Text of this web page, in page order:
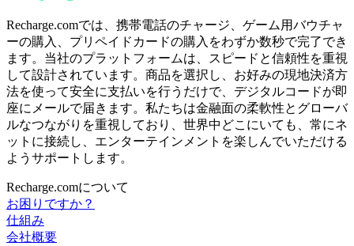
Recharge.comでは、携帯電話のチャージ、ゲーム用バウチャ
ーの購入、プリペイドカードの購入をわずか数秒で完了でき
ます。当社のプラットフォームは、スピードと信頼性を重視
して設計されています。商品を選択し、お好みの現地決済方
法を使って安全に支払いを行うだけで、デジタルコードが即
座にメールで届きます。私たちは金融面の柔軟性とグローバ
ルなつながりを重視しており、世界中どこにいても、常にネ
ットに接続し、エンターテインメントを楽しんでいただける
ようサポートします。
Recharge.comについて
お困りですか？
仕組み
会社概要